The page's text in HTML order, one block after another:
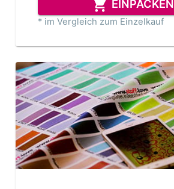
EINPACKEN
* im Vergleich zum Einzelkauf